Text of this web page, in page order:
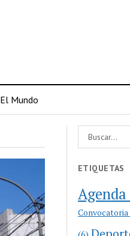
El Mundo
ETIQUETAS
Convocatoria